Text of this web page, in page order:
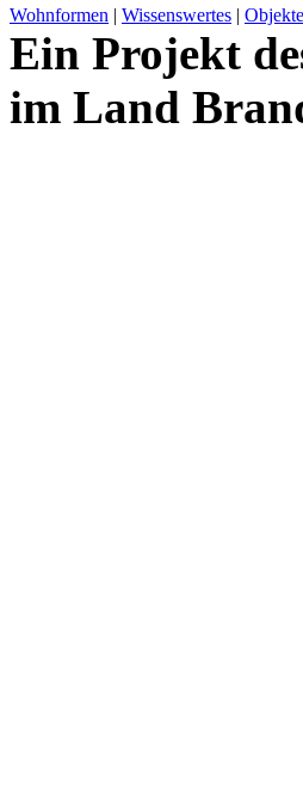
Wohnformen | Wissenswertes | Objekte
Ein Projekt
im Land